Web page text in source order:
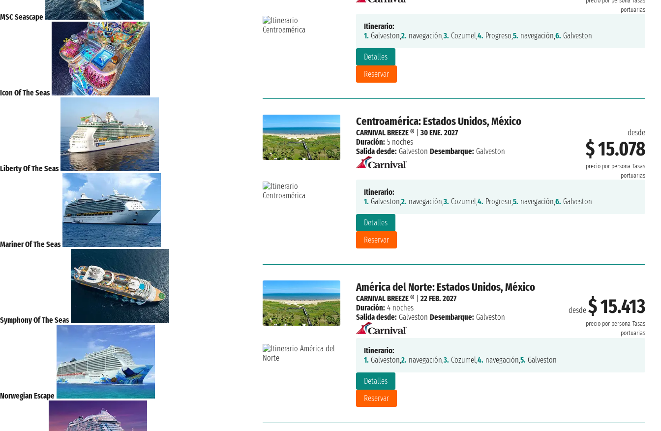
portuarias
Detalles
Reservar
Itinerario:
1. Galveston,2. navegación,3. Cozumel,4. Progreso,5. navegación,6. Galveston
Centroamérica: Estados Unidos, México
desde
$ 15.078
precio por persona Tasas
portuarias
Detalles
Reservar
CARNIVAL BREEZE ®| 30 ENE. 2027
Duración: 5 noches
Salida desde: Galveston Desembarque: Galveston
Itinerario:
1. Galveston,2. navegación,3. Cozumel,4. Progreso,5. navegación,6. Galveston
América del Norte: Estados Unidos, México
desde $ 15.413
precio por persona Tasas
portuarias
Detalles
Reservar
CARNIVAL BREEZE ®| 22 FEB. 2027
Duración: 4 noches
Salida desde: Galveston Desembarque: Galveston
Itinerario:
1. Galveston,2. navegación,3. Cozumel,4. navegación,5. Galveston
MSC Seascape
Icon Of The Seas
Liberty Of The Seas
Mariner Of The Seas
Symphony Of The Seas
Norwegian Escape